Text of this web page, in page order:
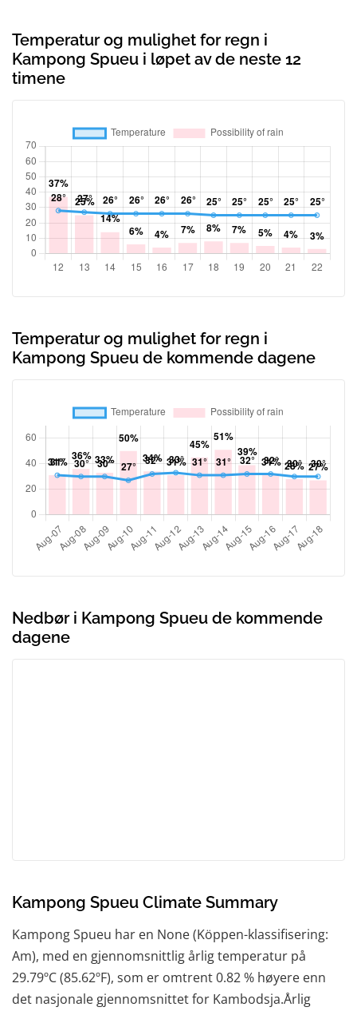
Temperatur og mulighet for regn i
Kampong Spueu i løpet av de neste 12
timene
Temperatur og mulighet for regn i
Kampong Spueu de kommende dagene
Nedbør i Kampong Spueu de kommende
dagene
Kampong Spueu Climate Summary
Kampong Spueu har en None (Köppen-klassifisering:
Am), med en gjennomsnittlig årlig temperatur på
29.79ºC (85.62ºF), som er omtrent 0.82 % høyere enn
det nasjonale gjennomsnittet for Kambodsja.Årlig